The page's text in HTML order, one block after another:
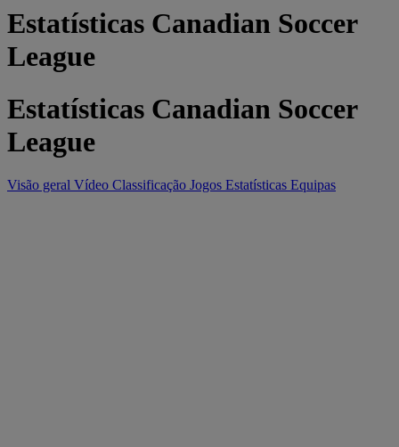
Estatísticas Canadian Soccer
League
Estatísticas Canadian Soccer
League
Visão geral Vídeo Classificação Jogos Estatísticas Equipas